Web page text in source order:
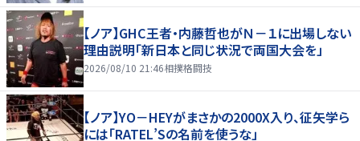
【ノア】GHC王者・内藤哲也がＮ－１に出場しない
理由説明「新日本と同じ状況で両国大会を」
2026/08/10 21:46相撲格闘技
【ノア】YO－HEYがまさかの2000X入り、征矢学ら
には「RATEL’Sの名前を使うな」